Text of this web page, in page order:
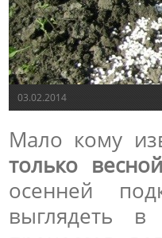
03.02.2014
Мало кому
только
осенней
выглядеть